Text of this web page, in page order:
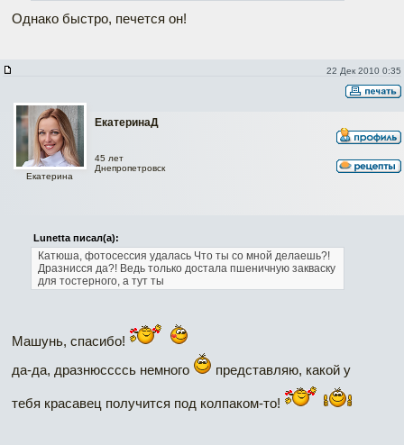
Однако быстро, печется он!
22 Дек 2010 0:35
ЕкатеринаД
Екатерина
45 лет
Днепропетровск
Lunetta писал(а):
Катюша, фотосессия удалась Что ты со мной делаешь?!
Дразнисся да?! Ведь только достала пшеничную закваску
для тостерного, а тут ты
Машунь, спасибо!
да-да, дразнюссссь немного
представляю, какой у
тебя красавец получится под колпаком-то!